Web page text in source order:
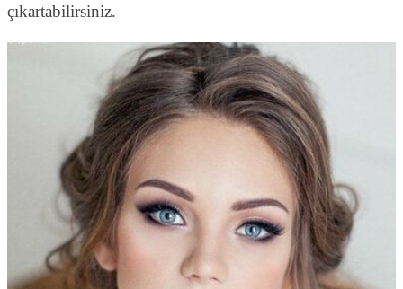
çıkartabilirsiniz.